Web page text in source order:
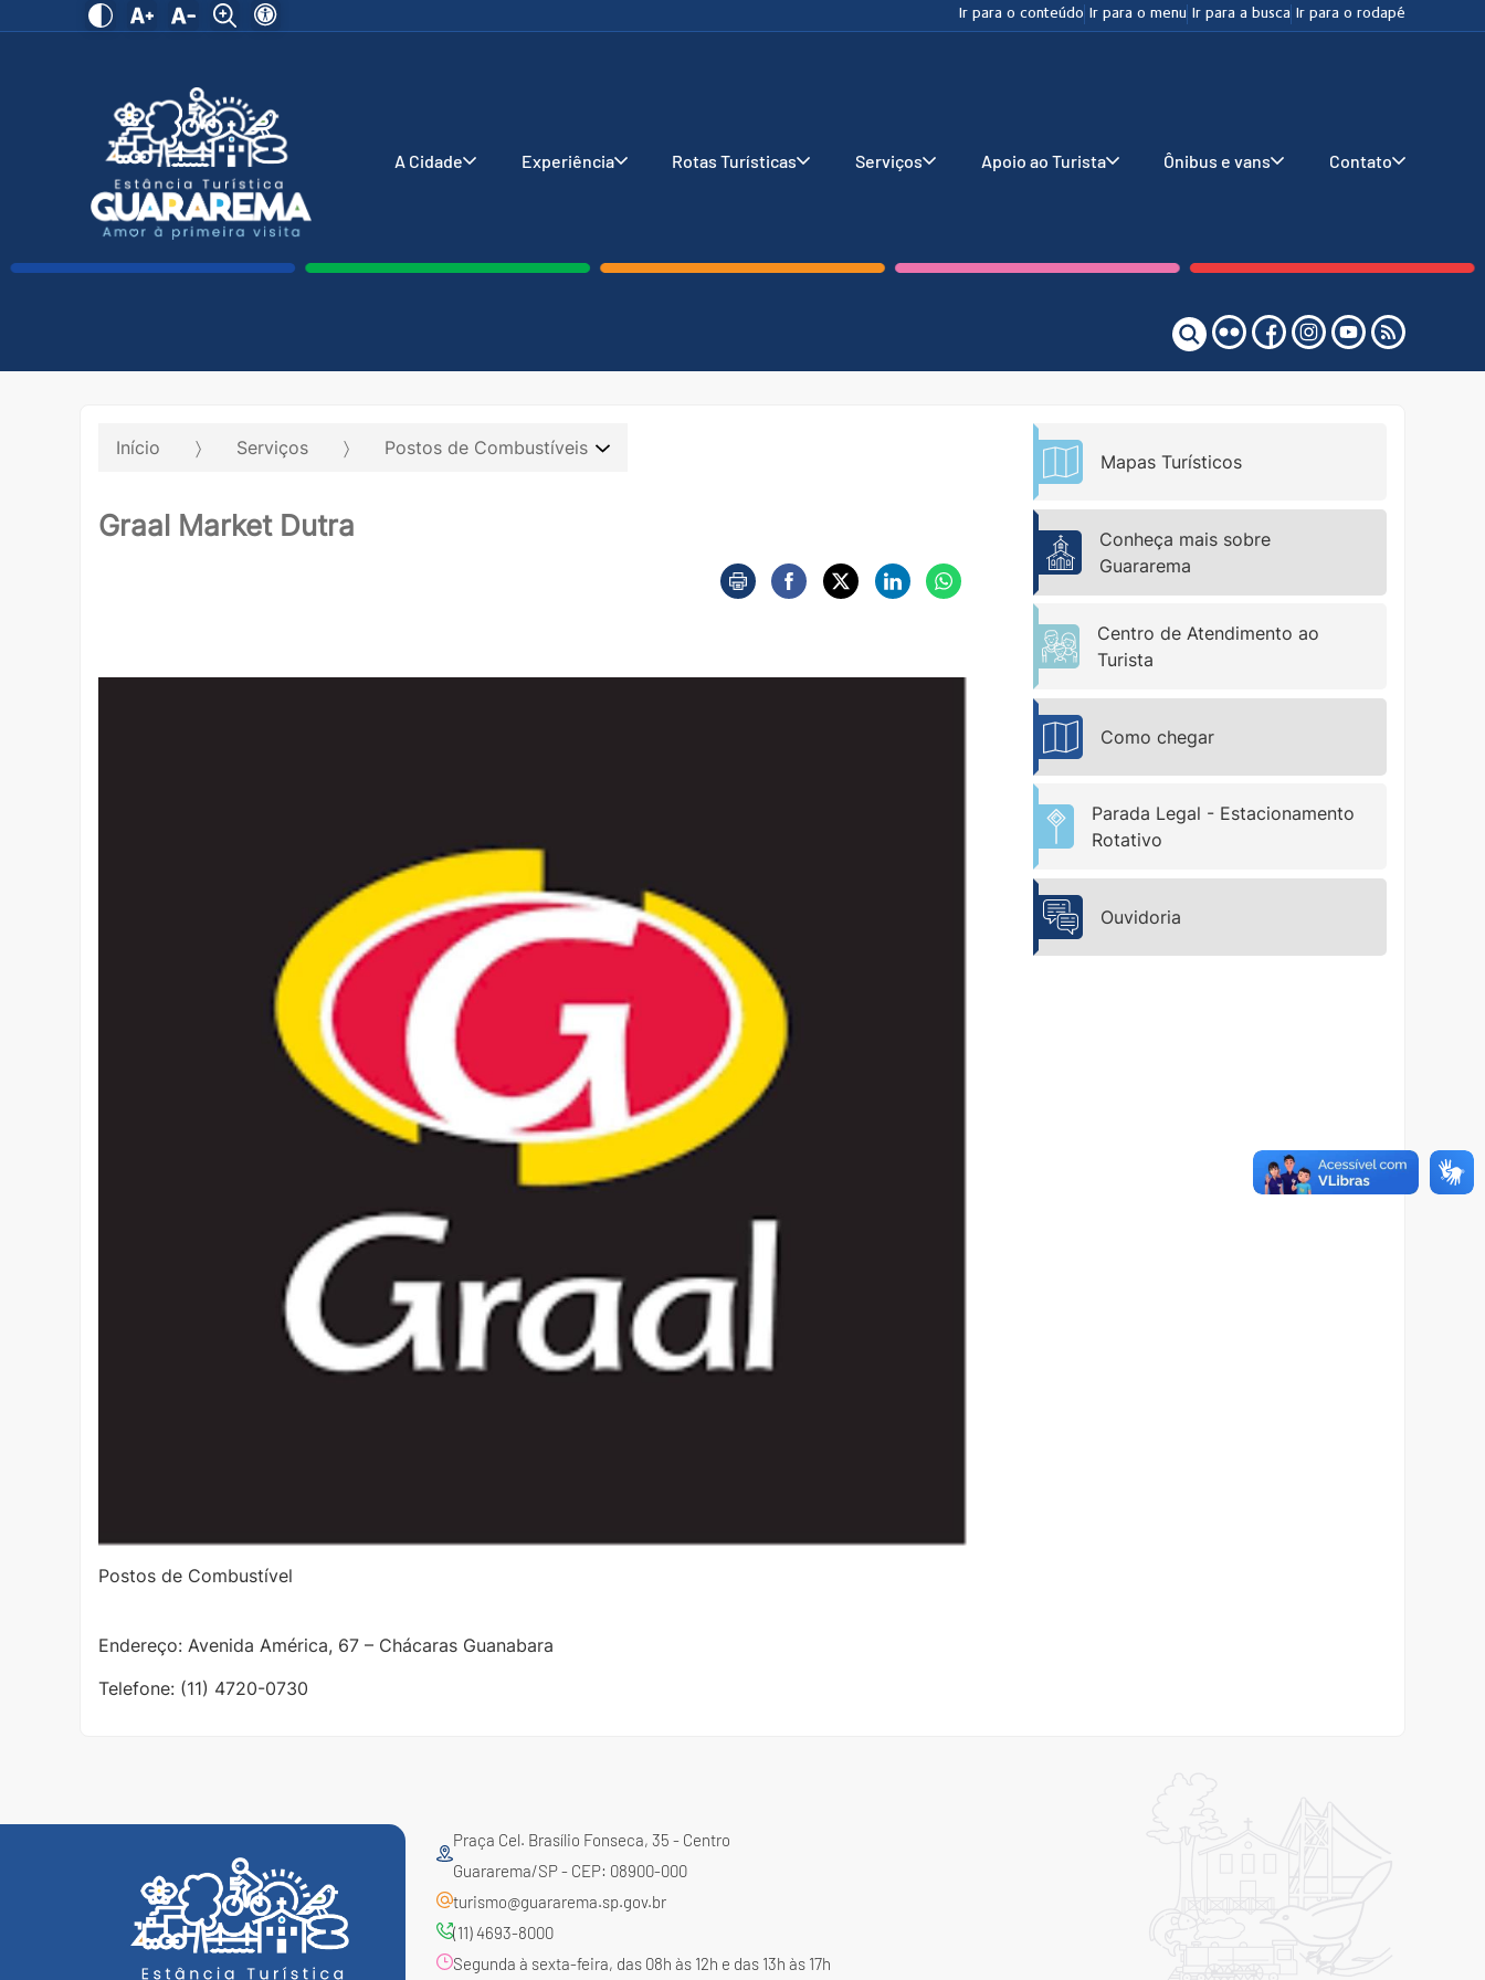
Ir para o conteúdo Ir para o menu Ir para a busca Ir para o rodapé
A Cidade Experiência Rotas Turísticas Serviços Apoio ao Turista Ônibus e vans Contato
Início Serviços Postos de Combustíveis
Graal Market Dutra
Postos de Combustível
Endereço: Avenida América, 67 – Chácaras Guanabara
Telefone: (11) 4720-0730
Mapas Turísticos
Conheça mais sobre
Guararema
Centro de Atendimento ao
Turista
Como chegar
Parada Legal - Estacionamento
Rotativo
Ouvidoria
Praça Cel. Brasílio Fonseca, 35 - Centro
Guararema/SP - CEP: 08900-000
turismo@guararema.sp.gov.br
(11) 4693-8000
Segunda à sexta-feira, das 08h às 12h e das 13h às 17h